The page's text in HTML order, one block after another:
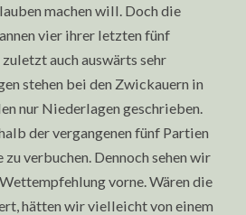
machen will. Doch die
vier ihrer letzten fünf
auch auswärts sehr
stehen bei den Zwickauern in
nur Niederlagen geschrieben.
der vergangenen fünf Partien
verbuchen. Dennoch sehen wir
vorne. Wären die
hätten wir vielleicht von einem